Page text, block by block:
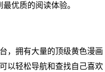
优质的阅读体验。
，拥有大量的顶级黄色漫画
以轻松导航和查找自己喜欢